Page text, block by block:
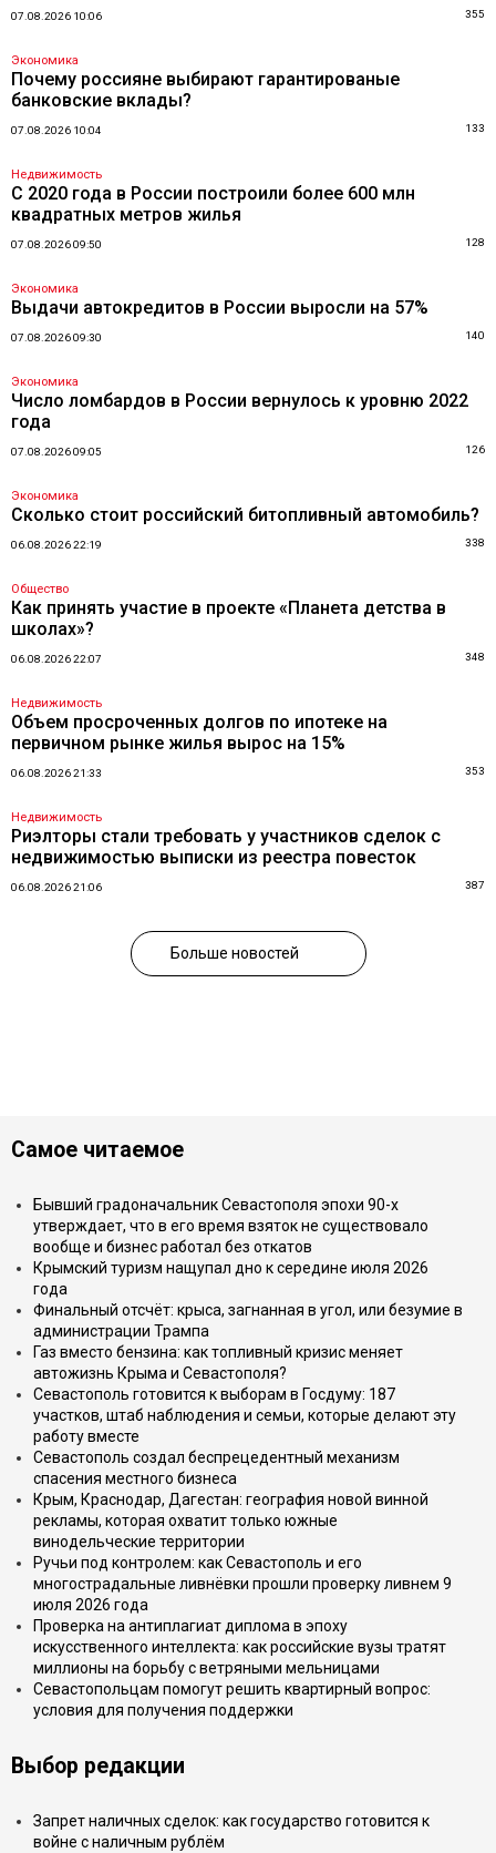
07.08.2026 10:06 355
Экономика
Почему россияне выбирают гарантированые
банковские вклады?
07.08.2026 10:04 133
Недвижимость
С 2020 года в России построили более 600 млн
квадратных метров жилья
07.08.2026 09:50 128
Экономика
Выдачи автокредитов в России выросли на 57%
07.08.2026 09:30 140
Экономика
Число ломбардов в России вернулось к уровню 2022
года
07.08.2026 09:05 126
Экономика
Сколько стоит российский битопливный автомобиль?
06.08.2026 22:19 338
Общество
Как принять участие в проекте «Планета детства в
школах»?
06.08.2026 22:07 348
Недвижимость
Объем просроченных долгов по ипотеке на
первичном рынке жилья вырос на 15%
06.08.2026 21:33 353
Недвижимость
Риэлторы стали требовать у участников сделок с
недвижимостью выписки из реестра повесток
06.08.2026 21:06 387
Больше новостей
Самое читаемое
Бывший градоначальник Севастополя эпохи 90-х
утверждает, что в его время взяток не существовало
вообще и бизнес работал без откатов
Крымский туризм нащупал дно к середине июля 2026
года
Финальный отсчёт: крыса, загнанная в угол, или безумие в
администрации Трампа
Газ вместо бензина: как топливный кризис меняет
автожизнь Крыма и Севастополя?
Севастополь готовится к выборам в Госдуму: 187
участков, штаб наблюдения и семьи, которые делают эту
работу вместе
Севастополь создал беспрецедентный механизм
спасения местного бизнеса
Крым, Краснодар, Дагестан: география новой винной
рекламы, которая охватит только южные
винодельческие территории
Ручьи под контролем: как Севастополь и его
многострадальные ливнёвки прошли проверку ливнем 9
июля 2026 года
Проверка на антиплагиат диплома в эпоху
искусственного интеллекта: как российские вузы тратят
миллионы на борьбу с ветряными мельницами
Севастопольцам помогут решить квартирный вопрос:
условия для получения поддержки
Выбор редакции
Запрет наличных сделок: как государство готовится к
войне с наличным рублём